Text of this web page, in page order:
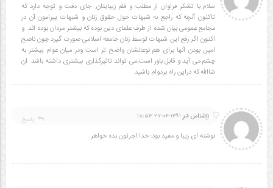
سلام.با تشکر فراوان از مطلب و قلم زیبایتان. جای دقت و توجه دارد که
تاکنون آنچه که راجع به شبهات حول حقوق زنان و شبهات پیرامون آن در
مجامع عمومی بیان شده از طرف علمای دین بوده که بیشتر مردان بوده اند. و
اکنون اگر رفع این شبهات توسط زنان جامعه اسلامی صورت گیرد چون ناصح
امین بودن آنها برای هم نوعانشان واضح تر است ودر میان عوام بیشتر به
چشم می آید و قابل باور است،می تواند تاثیرگذاری بیشتری داشته باشد. ان
شاالله که دراین راه بردوام باشید.
5
ناشناس در ۱۳۹۱-۰۴-۲۷ ۱۸:۵۳
نوشته ای زیبا و مفید بود؛ خدا اجرتون بده خواهر…
پاسخ